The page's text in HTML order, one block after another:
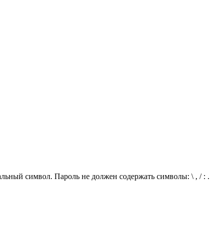
символ. Пароль не должен содержать символы: \ , / : .